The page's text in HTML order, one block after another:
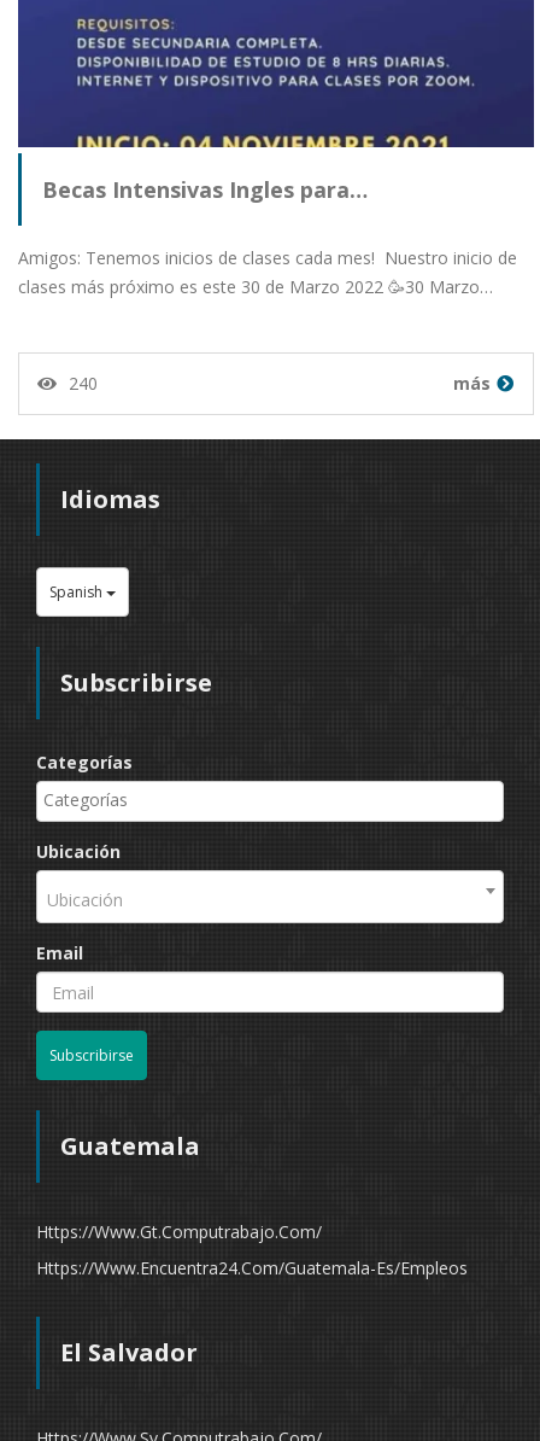
Becas Intensivas Ingles para…
Amigos: Tenemos inicios de clases cada mes! Nuestro inicio de
clases más próximo es este 30 de Marzo 2022 🥳30 Marzo…
240 más
Idiomas
Spanish
Subscribirse
Categorías
Ubicación
Ubicación
Email
Subscribirse
Guatemala
Https://www.gt.computrabajo.com/
Https://www.encuentra24.com/guatemala-Es/empleos
El Salvador